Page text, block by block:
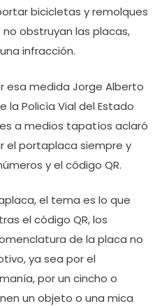
bicicletas y remolques
obstruyan las placas,
infracción.
esa medida Jorge Alberto
la Policía Vial del Estado
a medios tapatíos aclaró
el portaplaca siempre y
y el código QR.
el tema es lo que
el código QR, los
de la placa no
ya sea por el
por un cincho o
un objeto o una mica